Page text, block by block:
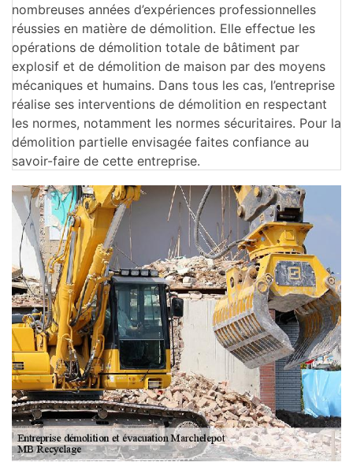
nombreuses années d’expériences professionnelles
réussies en matière de démolition. Elle effectue les
opérations de démolition totale de bâtiment par
explosif et de démolition de maison par des moyens
mécaniques et humains. Dans tous les cas, l’entreprise
réalise ses interventions de démolition en respectant
les normes, notamment les normes sécuritaires. Pour la
démolition partielle envisagée faites confiance au
savoir-faire de cette entreprise.